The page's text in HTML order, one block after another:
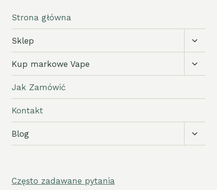
Strona główna
Sklep
Kup markowe Vape
Jak Zamówić
Kontakt
Blog
Często zadawane pytania